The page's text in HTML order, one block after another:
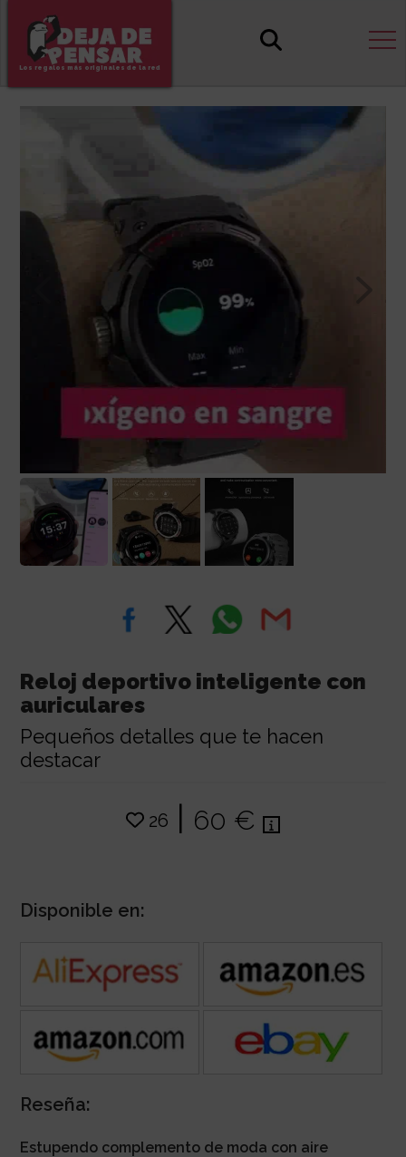
Los regalos más originales de la red
Reloj deportivo inteligente con
auriculares
Pequeños detalles que te hacen
destacar
26 | 60 €
Disponible en:
Reseña:
Estupendo complemento de moda con aire